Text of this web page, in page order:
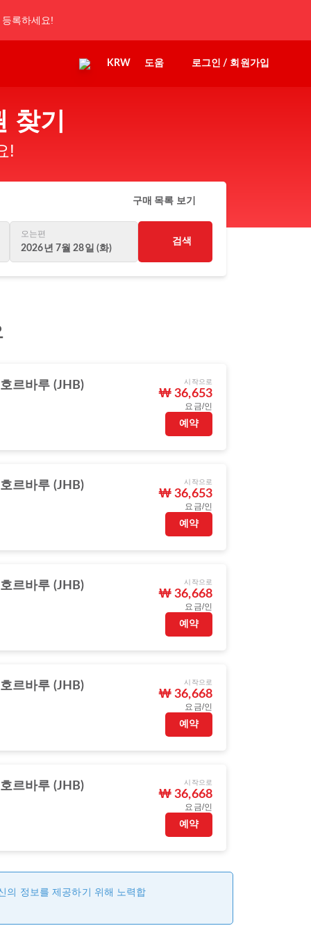
록하세요!
KRW 도움 로그인 / 회원가입
찾기
!
구매 목록 보기
오는편
2026년 7월 28일 (화)
검색
르바루 (JHB) 시작으로
₩ 36,653
요금/인
예약
르바루 (JHB) 시작으로
₩ 36,653
요금/인
예약
르바루 (JHB) 시작으로
₩ 36,668
요금/인
예약
르바루 (JHB) 시작으로
₩ 36,668
요금/인
예약
르바루 (JHB) 시작으로
₩ 36,668
요금/인
예약
의 정보를 제공하기 위해 노력합